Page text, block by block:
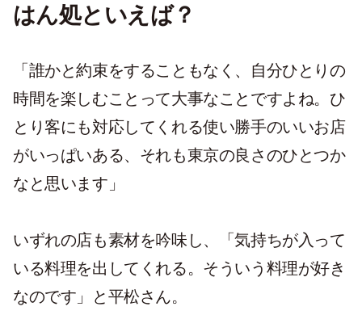
はん処といえば？
「誰かと約束をすることもなく、自分ひとりの
時間を楽しむことって大事なことですよね。ひ
とり客にも対応してくれる使い勝手のいいお店
がいっぱいある、それも東京の良さのひとつか
なと思います」
いずれの店も素材を吟味し、「気持ちが入って
いる料理を出してくれる。そういう料理が好き
なのです」と平松さん。